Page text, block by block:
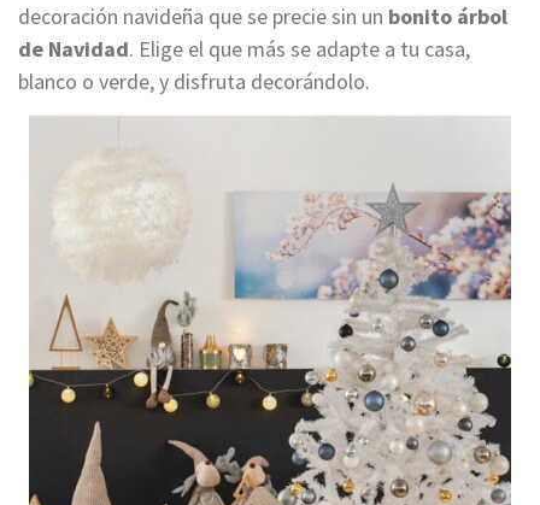
decoración navideña que se precie sin un bonito árbol
de Navidad. Elige el que más se adapte a tu casa,
blanco o verde, y disfruta decorándolo.